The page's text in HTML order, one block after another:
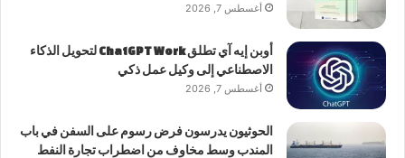
أغسطس 7, 2026
أوبن إيه آي تطلق ChatGPT Work لتحويل الذكاء
الاصطناعي إلى وكيل عمل ذكي
أغسطس 7, 2026
الحوثيون يدرسون فرض رسوم على السفن في باب
المندب وسط مخاوف من اضطراب تجارة النفط